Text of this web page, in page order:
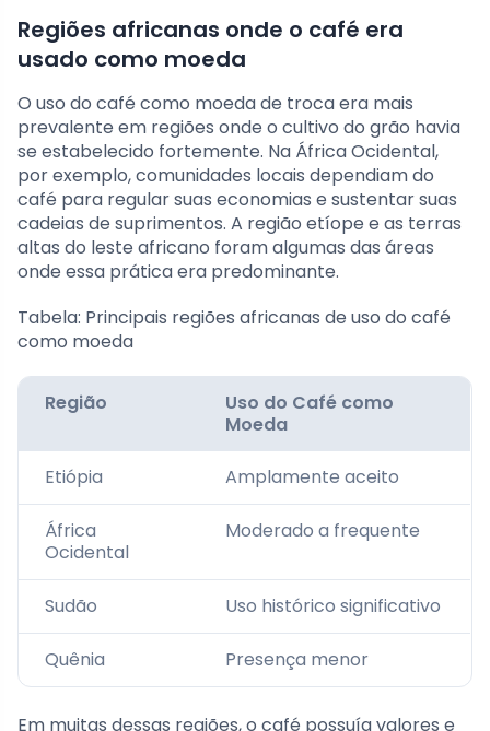
Regiões africanas onde o café era
usado como moeda
O uso do café como moeda de troca era mais
prevalente em regiões onde o cultivo do grão havia
se estabelecido fortemente. Na África Ocidental,
por exemplo, comunidades locais dependiam do
café para regular suas economias e sustentar suas
cadeias de suprimentos. A região etíope e as terras
altas do leste africano foram algumas das áreas
onde essa prática era predominante.
Tabela: Principais regiões africanas de uso do café
como moeda
Região
Uso do Café como
Moeda
Etiópia Amplamente aceito
África
Ocidental
Moderado a frequente
Sudão Uso histórico significativo
Quênia Presença menor
Em muitas dessas regiões, o café possuía valores e